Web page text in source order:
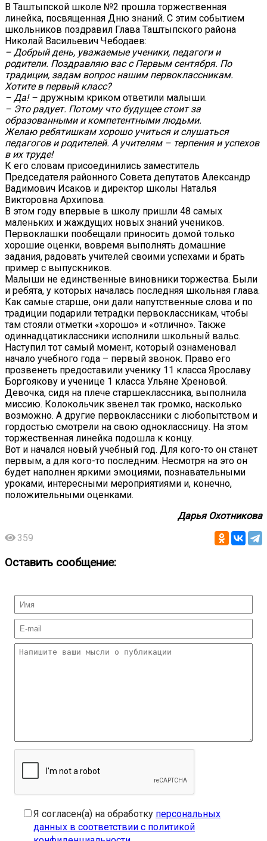
В Таштыпской школе №2 прошла торжественная
линейка, посвященная Дню знаний. С этим событием
школьников поздравил Глава Таштыпского района
Николай Васильевич Чебодаев:
– Добрый день, уважаемые ученики, педагоги и
родители. Поздравляю вас с Первым сентября. По
традиции, задам вопрос нашим первоклассникам.
Хотите в первый класс?
– Да! – дружным криком ответили малыши.
– Это радует. Потому что будущее стоит за
образованными и компетентными людьми.
Желаю ребятишкам хорошо учиться и слушаться
педагогов и родителей. А учителям – терпения и успехов
в их труде!
К его словам присоединились заместитель
Председателя районного Совета депутатов Александр
Вадимович Исаков и директор школы Наталья
Викторовна Архипова.
В этом году впервые в школу пришли 48 самых
маленьких и жаждущих новых знаний учеников.
Первоклашки пообещали приносить домой только
хорошие оценки, вовремя выполнять домашние
задания, радовать учителей своими успехами и брать
пример с выпускников.
Малыши не единственные виновники торжества. Были
и ребята, у которых началась последняя школьная глава.
Как самые старше, они дали напутственные слова и по
традиции подарили тетрадки первоклассникам, чтобы
там стояли отметки «хорошо» и «отлично». Также
одиннадцатиклассники исполнили школьный вальс.
Наступил тот самый момент, который ознаменовал
начало учебного года – первый звонок. Право его
прозвенеть предоставили ученику 11 класса Ярославу
Боргоякову и ученице 1 класса Ульяне Хреновой.
Девочка, сидя на плече старшеклассника, выполнила
миссию. Колокольчик звенел так громко, насколько
возможно. А другие первоклассники с любопытством и
гордостью смотрели на свою одноклассницу. На этом
торжественная линейка подошла к концу.
Вот и начался новый учебный год. Для кого-то он станет
первым, а для кого-то последним. Несмотря на это он
будет наполнен яркими эмоциями, познавательными
уроками, интересными мероприятиями и, конечно,
положительными оценками.
Дарья Охотникова
359
Оставить сообщение:
Я согласен(а) на обработку персональных
данных в соответствии с политикой